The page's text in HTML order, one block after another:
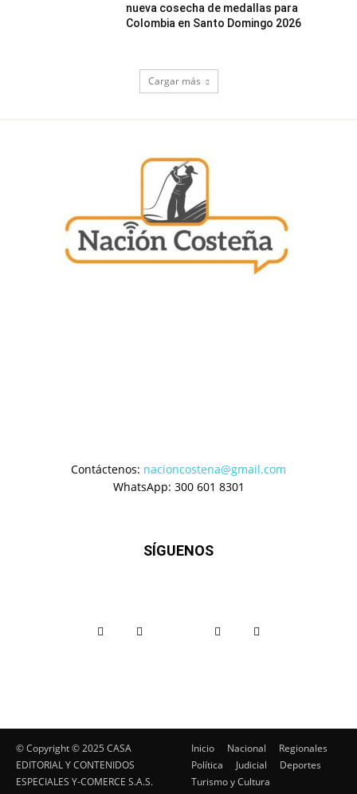
nueva cosecha de medallas para
Colombia en Santo Domingo 2026
Cargar más
Contáctenos: nacioncostena@gmail.com
WhatsApp: 300 601 8301
SÍGUENOS
© Copyright ©️ 2025 CASA
EDITORIAL Y CONTENIDOS
ESPECIALES Y-COMERCE S.A.S.
Inicio Nacional
Regionales
Política
Judicial
Deportes
Turismo y Cultura